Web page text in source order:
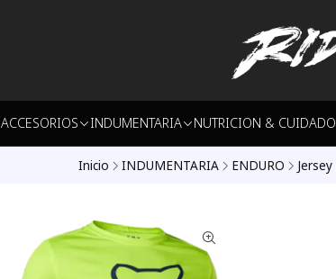
ACCESORIOS INDUMENTARIA NUTRICION & CUIDADO
Inicio INDUMENTARIA ENDURO Jersey